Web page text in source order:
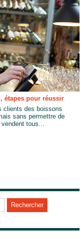
étapes pour réussir
clients des boissons
sans permettre de
tous...